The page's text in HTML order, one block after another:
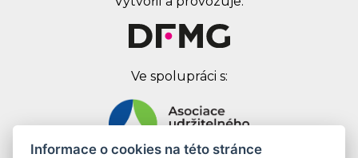
Ve spolupráci s:
Informace o cookies na této stránce